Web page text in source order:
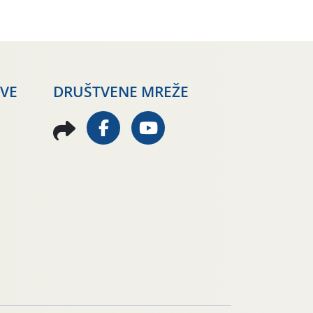
DRUŠTVENE MREŽE